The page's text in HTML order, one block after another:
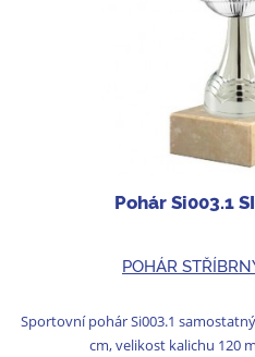
Pohár Si003.1
POHÁR
Sportovní pohár Si003.1
cm, velikost kalichu 120